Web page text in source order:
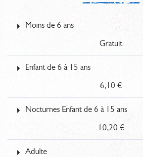
Moins de 6 ans
Gratuit
Enfant de 6 à 15 ans
6,10 €
Nocturnes Enfant de 6 à 15 ans
10,20 €
Adulte